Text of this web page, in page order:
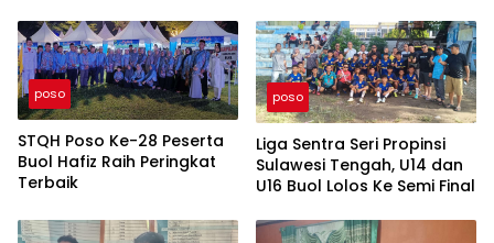
poso
STQH Poso Ke-28 Peserta
Buol Hafiz Raih Peringkat
Terbaik
poso
Liga Sentra Seri Propinsi
Sulawesi Tengah, U14 dan
U16 Buol Lolos Ke Semi Final